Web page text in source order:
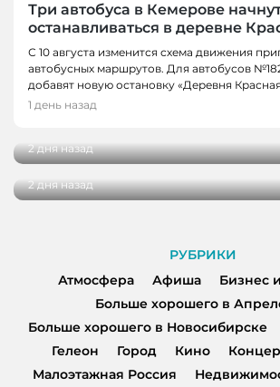
Три автобуса в Кемерове
останавливаться в деревне
С 10 августа изменится схема движения
автобусных маршрутов. Для автобусов
добавят новую остановку «Деревня
1 день назад
НОВОСТИ
В Кузбассе наградили лучших
2 дня назад
НОВОСТИ, НОВОСТИ
годом
2 дня назад
РУБРИКИ
Атмосфера
Афиша
Бизнес
Больше хорошего в
Больше хорошего в Новосибирске
Гелеон
Город Кино
Малоэтажная Россия